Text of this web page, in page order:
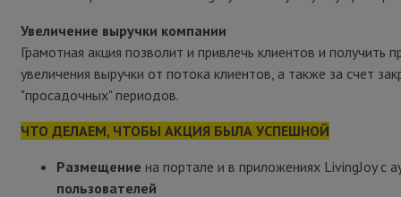
Увеличение выручки компании
Грамотная акция позволит и привлечь клиентов и получить
увеличения выручки от потока клиентов, а также за счет
"просадочных" периодов.
ЧТО ДЕЛАЕМ, ЧТОБЫ АКЦИЯ БЫЛА УСПЕШНОЙ
Размещение на портале и в приложениях LivingJoy с
пользователей